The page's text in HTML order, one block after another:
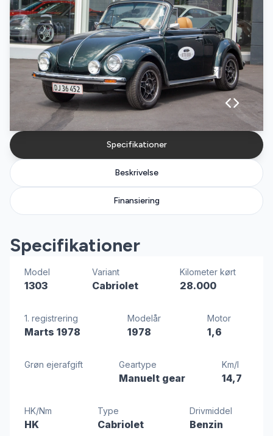
Specifikationer
Beskrivelse
Finansiering
Specifikationer
Model
1303
Variant
Cabriolet
Kilometer kørt
28.000
1. registrering
Marts 1978
Modelår
1978
Motor
1,6
Grøn ejerafgift Geartype
Manuelt gear
Km/l
14,7
HK/Nm
HK
Type
Cabriolet
Drivmiddel
Benzin